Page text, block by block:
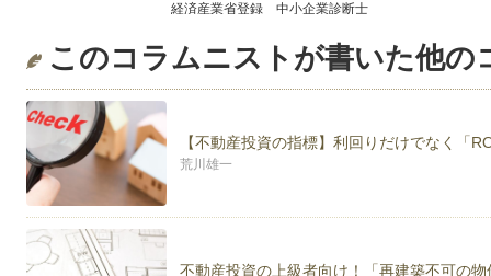
経済産業省登録 中小企業診断士
日本ＦＰ協会認定CFP® 他
■メディア実績（執筆、取材など）
・富裕層向け雑誌「ミリオネア」「ＮＩＬＥ’Ｓ
・フジテレビ「とくダネ！」、テレビ朝日「やじう
「海外ファンドのポートフォリオ」（Pan Rolling社）
このコラムニストが書いた他の
【不動産投資の指標】利回りだけでなく「
荒川雄一
不動産投資の上級者向け！「再建築不可の